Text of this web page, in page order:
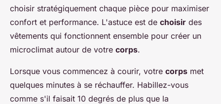
choisir stratégiquement chaque pièce pour maximiser
confort et performance. L'astuce est de choisir des
vêtements qui fonctionnent ensemble pour créer un
microclimat autour de votre corps.
Lorsque vous commencez à courir, votre corps met
quelques minutes à se réchauffer. Habillez-vous
comme s'il faisait 10 degrés de plus que la